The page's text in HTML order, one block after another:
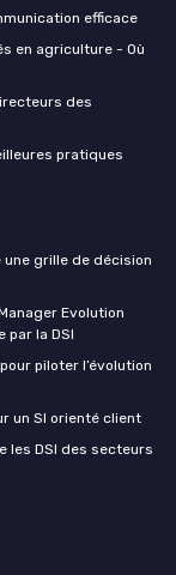
efficace
en agriculture - Où
des
pratiques
grille de décision
Evolution
par la DSI
piloter l’évolution
un SI orienté client
les DSI des secteurs